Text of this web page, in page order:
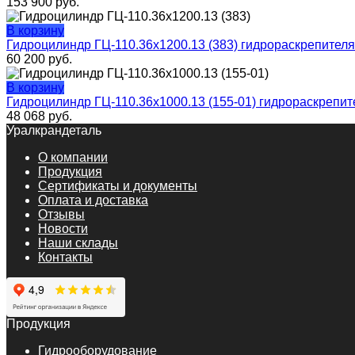
В корзину
Гидроцилиндр ГЦ-110.36х1200.13 (383)
60 200 руб.
В корзину
Гидроцилиндр ГЦ-110.36х1000.13 (155-01)
48 068 руб.
Уралкрандеталь
О компании
Продукция
Сертификаты и документы
Оплата и доставка
Отзывы
Новости
Наши склады
Контакты
Продукция
Гидрооборудование